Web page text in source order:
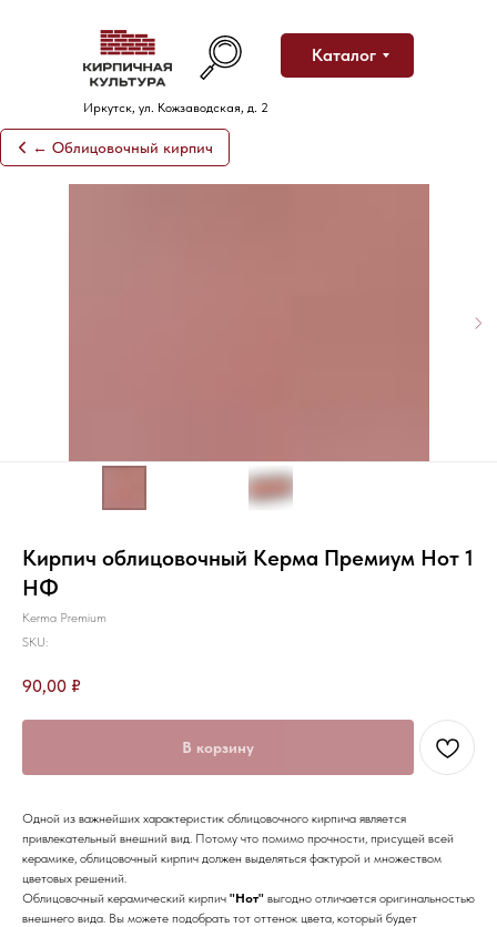
Каталог
Иркутск, ул. Кожзаводская, д. 2
← Облицовочный кирпич
Кирпич облицовочный Керма Премиум Нот 1
НФ
Kerma Premium
SKU:
90,00 ₽
В корзину
Одной из важнейших характеристик облицовочного кирпича является
привлекательный внешний вид. Потому что помимо прочности, присущей всей
керамике, облицовочный кирпич должен выделяться фактурой и множеством
цветовых решений.
Облицовочный керамический кирпич "Нот" выгодно отличается оригинальностью
внешнего вида. Вы можете подобрать тот оттенок цвета, который будет